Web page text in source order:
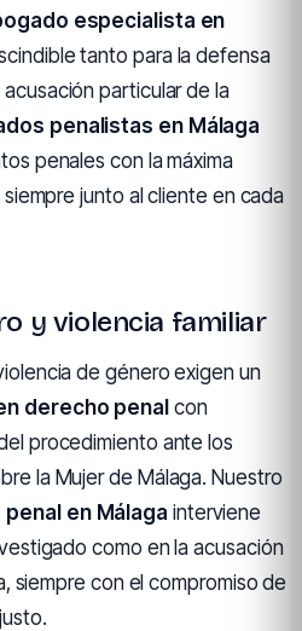
especialista en
tanto para la defensa
particular de la
penalistas en Málaga
penales con la máxima
junto al cliente en cada
y violencia familiar
de género exigen un
derecho penal con
procedimiento ante los
la Mujer de Málaga. Nuestro
en Málaga interviene
como en la acusación
siempre con el compromiso de